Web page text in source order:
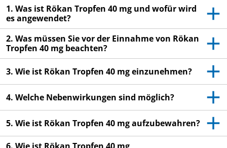
40 mg jedoch vorschriftsmäßig angewendet werden.
- Heben Sie diePackungsbeilageauf. Vielleicht möchten
Sie diese später nochmals lesen.
- Fragen Sie Ihren Apotheker, wenn Sie weitere
Informationen oder einen Rat benötigen.
- Wenn sich Ihr Krankheitsbild verschlimmert oder
keine Besserung eintritt, müssen Sie einen Arzt
aufsuchen.
1. Was ist Rökan Tropfen 40 mg und wofür wird
es angewendet?
2. Was müssen Sie vor der Einnahme von Rökan
Tropfen 40 mg beachten?
3. Wie ist Rökan Tropfen 40 mg einzunehmen?
4. Welche Nebenwirkungen sind möglich?
5. Wie ist Rökan Tropfen 40 mg aufzubewahren?